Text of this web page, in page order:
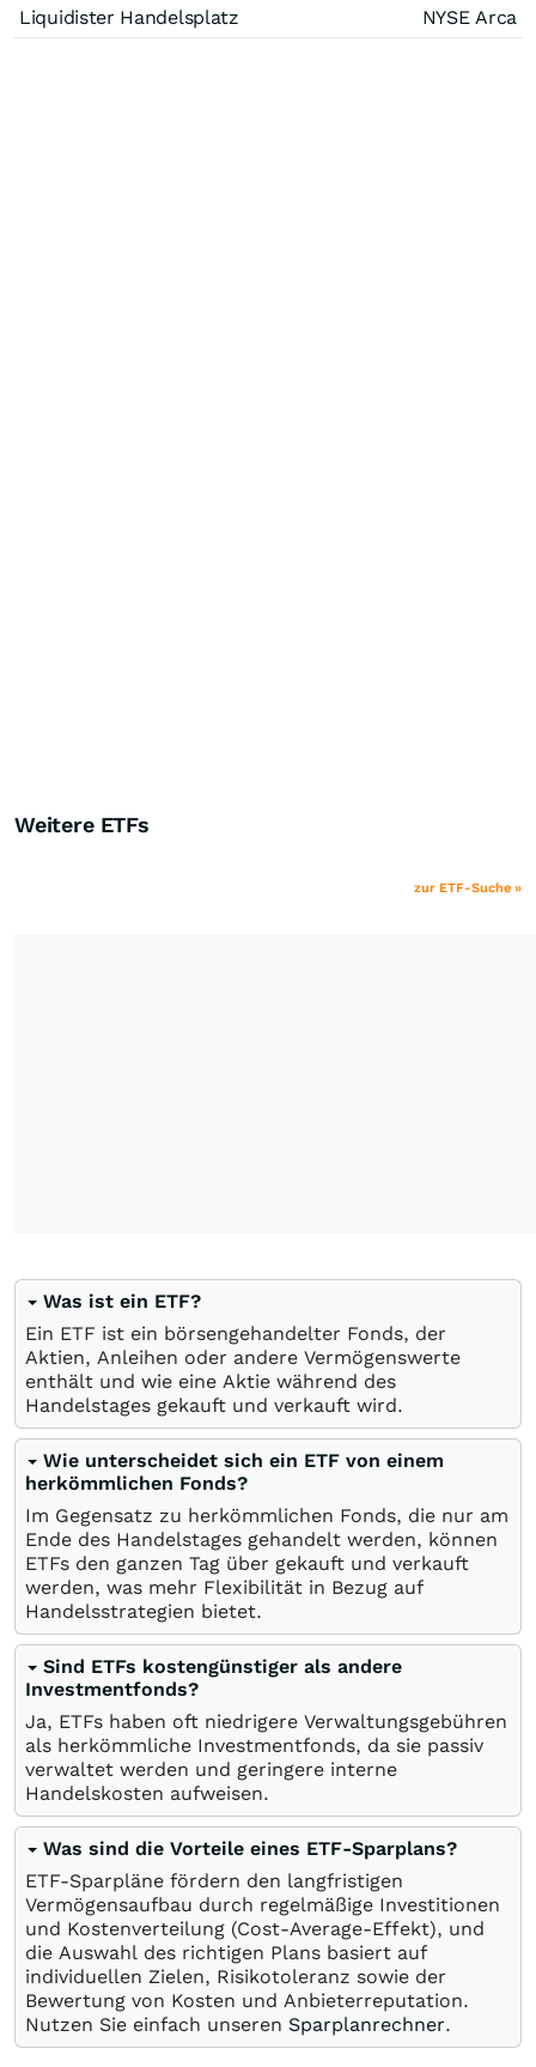
Liquidister Handelsplatz NYSE Arca
Weitere ETFs
zur ETF-Suche »
Was ist ein ETF?
Ein ETF ist ein börsengehandelter Fonds, der
Aktien, Anleihen oder andere Vermögenswerte
enthält und wie eine Aktie während des
Handelstages gekauft und verkauft wird.
Wie unterscheidet sich ein ETF von einem
herkömmlichen Fonds?
Im Gegensatz zu herkömmlichen Fonds, die nur am
Ende des Handelstages gehandelt werden, können
ETFs den ganzen Tag über gekauft und verkauft
werden, was mehr Flexibilität in Bezug auf
Handelsstrategien bietet.
Sind ETFs kostengünstiger als andere
Investmentfonds?
Ja, ETFs haben oft niedrigere Verwaltungsgebühren
als herkömmliche Investmentfonds, da sie passiv
verwaltet werden und geringere interne
Handelskosten aufweisen.
Was sind die Vorteile eines ETF-Sparplans?
ETF-Sparpläne fördern den langfristigen
Vermögensaufbau durch regelmäßige Investitionen
und Kostenverteilung (Cost-Average-Effekt), und
die Auswahl des richtigen Plans basiert auf
individuellen Zielen, Risikotoleranz sowie der
Bewertung von Kosten und Anbieterreputation.
Nutzen Sie einfach unseren Sparplanrechner.